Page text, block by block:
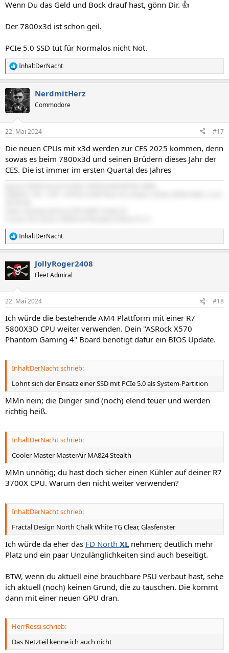
:
Wenn Du das Geld und Bock drauf hast, gönn Dir. 👍
Der 7800x3d ist schon geil.
PCIe 5.0 SSD tut für Normalos nicht Not.
R
e
k
t
i
e
:
InhaltDerNacht
NerdmitHerz
Commodore
22. Mai 2024 #17
Die neuen CPUs mit x3d werden zur CES 2025 kommen, denn
sowas es beim 7800x3d und seinen Brüdern dieses Jahr der
CES. Die ist immer im ersten Quartal des Jahres
R
e
k
t
i
e
:
InhaltDerNacht
JollyRoger2408
Fleet Admiral
22. Mai 2024 #18
Ich würde die bestehende AM4 Plattform mit einer R7
5800X3D CPU weiter verwenden. Dein "ASRock X570
Phantom Gaming 4" Board benötigt dafür ein BIOS Update.
InhaltDerNacht schrieb:
Lohnt sich der Einsatz einer SSD mit PCIe 5.0 als System-Partition
MMn nein; die Dinger sind (noch) elend teuer und werden
richtig heiß.
InhaltDerNacht schrieb:
Cooler Master MasterAir MA824 Stealth
MMn unnötig; du hast doch sicher einen Kühler auf deiner R7
3700X CPU. Warum den nicht weiter verwenden?
InhaltDerNacht schrieb:
Fractal Design North Chalk White TG Clear, Glasfenster
Ich würde da eher das FD North XL nehmen; deutlich mehr
Platz und ein paar Unzulänglichkeiten sind auch beseitigt.
BTW, wenn du aktuell eine brauchbare PSU verbaut hast, sehe
ich aktuell (noch) keinen Grund, die zu tauschen. Die kommt
dann mit einer neuen GPU dran.
HerrRossi schrieb:
Das Netzteil kenne ich auch nicht